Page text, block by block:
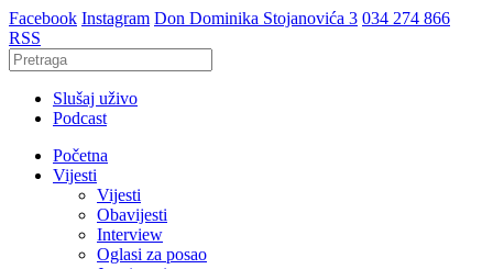
Facebook Instagram Don Dominika Stojanovića 3 034 274 866
RSS
Slušaj uživo
Podcast
Početna
Vijesti
Vijesti
Obavijesti
Interview
Oglasi za posao